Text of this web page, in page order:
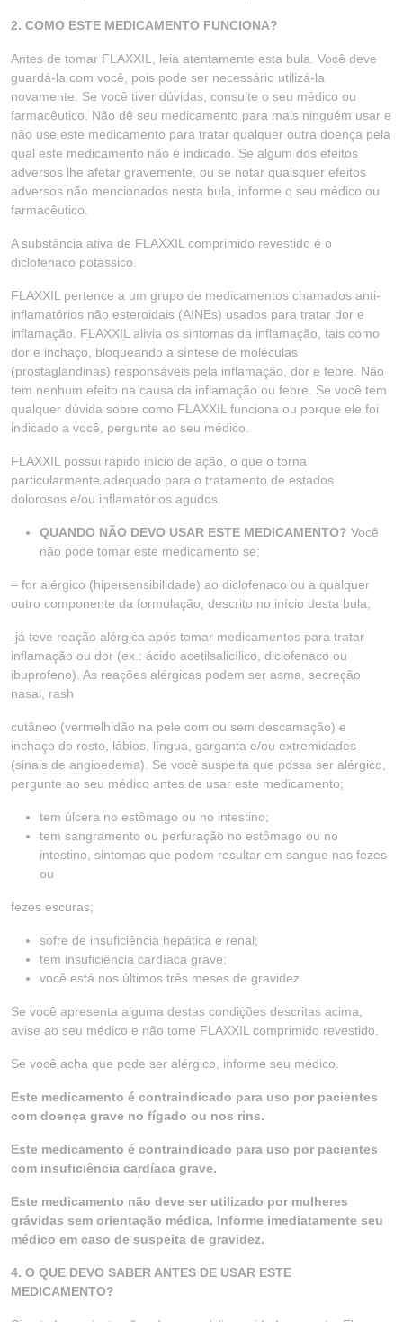
2. COMO ESTE MEDICAMENTO FUNCIONA?
Antes de tomar FLAXXIL, leia atentamente esta bula. Você deve
guardá-la com você, pois pode ser necessário utilizá-la
novamente. Se você tiver dúvidas, consulte o seu médico ou
farmacêutico. Não dê seu medicamento para mais ninguém usar e
não use este medicamento para tratar qualquer outra doença pela
qual este medicamento não é indicado. Se algum dos efeitos
adversos lhe afetar gravemente, ou se notar quaisquer efeitos
adversos não mencionados nesta bula, informe o seu médico ou
farmacêutico.
A substância ativa de FLAXXIL comprimido revestido é o
diclofenaco potássico.
FLAXXIL pertence a um grupo de medicamentos chamados anti-
inflamatórios não esteroidais (AINEs) usados para tratar dor e
inflamação. FLAXXIL alivia os sintomas da inflamação, tais como
dor e inchaço, bloqueando a síntese de moléculas
(prostaglandinas) responsáveis pela inflamação, dor e febre. Não
tem nenhum efeito na causa da inflamação ou febre. Se você tem
qualquer dúvida sobre como FLAXXIL funciona ou porque ele foi
indicado a você, pergunte ao seu médico.
FLAXXIL possui rápido início de ação, o que o torna
particularmente adequado para o tratamento de estados
dolorosos e/ou inflamatórios agudos.
QUANDO NÃO DEVO USAR ESTE MEDICAMENTO? Você
não pode tomar este medicamento se:
– for alérgico (hipersensibilidade) ao diclofenaco ou a qualquer
outro componente da formulação, descrito no início desta bula;
-já teve reação alérgica após tomar medicamentos para tratar
inflamação ou dor (ex.: ácido acetilsalicílico, diclofenaco ou
ibuprofeno). As reações alérgicas podem ser asma, secreção
nasal, rash
cutâneo (vermelhidão na pele com ou sem descamação) e
inchaço do rosto, lábios, língua, garganta e/ou extremidades
(sinais de angioedema). Se você suspeita que possa ser alérgico,
pergunte ao seu médico antes de usar este medicamento;
tem úlcera no estômago ou no intestino;
tem sangramento ou perfuração no estômago ou no
intestino, sintomas que podem resultar em sangue nas fezes
ou
fezes escuras;
sofre de insuficiência hepática e renal;
tem insuficiência cardíaca grave;
você está nos últimos três meses de gravidez.
Se você apresenta alguma destas condições descritas acima,
avise ao seu médico e não tome FLAXXIL comprimido revestido.
Se você acha que pode ser alérgico, informe seu médico.
Este medicamento é contraindicado para uso por pacientes
com doença grave no fígado ou nos rins.
Este medicamento é contraindicado para uso por pacientes
com insuficiência cardíaca grave.
Este medicamento não deve ser utilizado por mulheres
grávidas sem orientação médica. Informe imediatamente seu
médico em caso de suspeita de gravidez.
4. O QUE DEVO SABER ANTES DE USAR ESTE
MEDICAMENTO?